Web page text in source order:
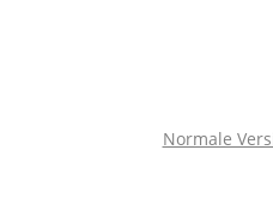
Normale